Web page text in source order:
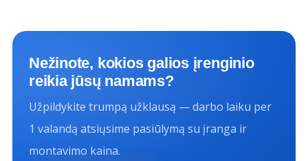
Nežinote, kokios galios įrenginio
reikia jūsų namams?
Užpildykite trumpą užklausą — darbo laiku per
1 valandą atsiųsime pasiūlymą su įranga ir
montavimo kaina.